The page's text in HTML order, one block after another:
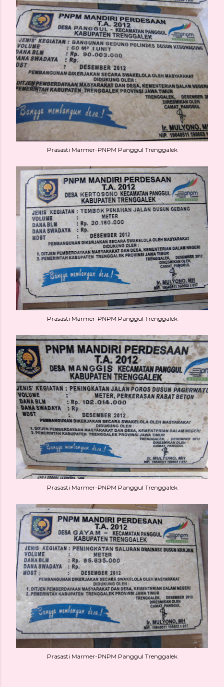
Prasasti Marmer-PNPM Panggul Trenggalek
Prasasti Marmer-PNPM Panggul Trenggalek
Prasasti Marmer-PNPM Panggul Trenggalek
Prasasti Marmer-PNPM Panggul Trenggalek